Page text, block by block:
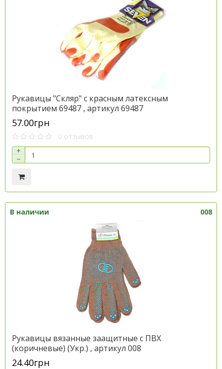
Рукавицы "Скляр" с красным латексным
покрытием 69487 , артикул 69487
57.00грн
0 отзывов
+
−
В наличии 008
Рукавицы вязанные заащитные с ПВХ
(коричневые) (Укр.) , артикул 008
24.40грн